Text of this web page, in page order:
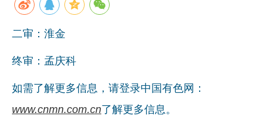
二审：淮金
终审：孟庆科
如需了解更多信息，请登录中国有色网：
www.cnmn.com.cn了解更多信息。